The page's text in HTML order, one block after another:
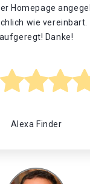
Homepage
wie vereinbart.
aufgeregt! Danke!
Alexa Finder